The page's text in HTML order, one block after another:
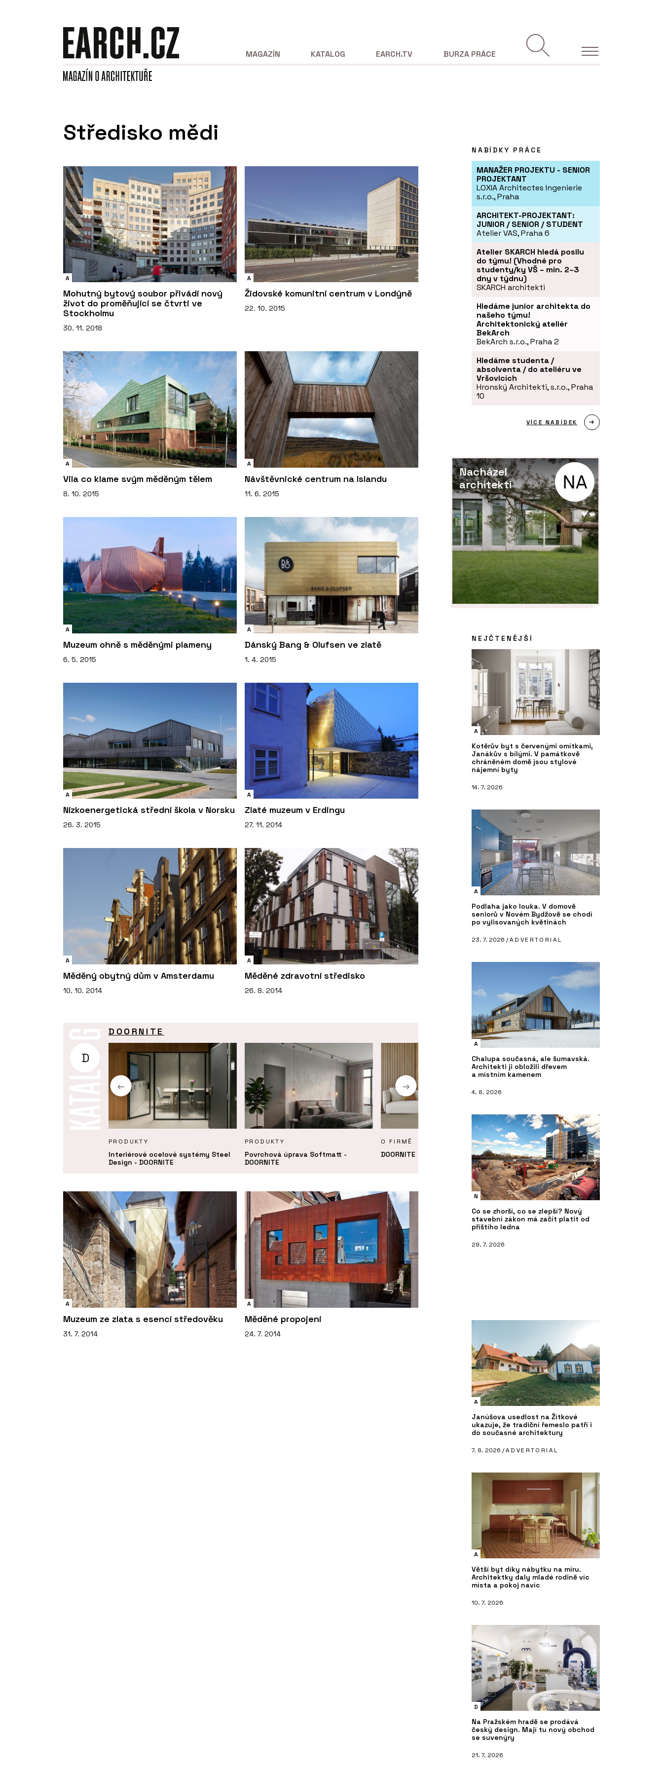
MAGAZÍN KATALOG EARCH.TV BURZA PRÁCE
Středisko mědi
A
Mohutný bytový soubor přivádí nový
život do proměňující se čtvrti ve
Stockholmu
30. 11. 2018
A
Židovské komunitní centrum v Londýně
22. 10. 2015
A
Vila co klame svým měděným tělem
8. 10. 2015
A
Návštěvnické centrum na Islandu
11. 6. 2015
A
Muzeum ohně s měděnými plameny
6. 5. 2015
A
Dánský Bang & Olufsen ve zlatě
1. 4. 2015
A
Nízkoenergetická střední škola v Norsku
26. 3. 2015
A
Zlaté muzeum v Erdingu
27. 11. 2014
A
Měděný obytný dům v Amsterdamu
10. 10. 2014
A
Měděné zdravotní středisko
26. 8. 2014
D
DOORNITE
PRODUKTY
Interiérové ocelové systémy Steel
Design - DOORNITE
PRODUKTY
Povrchová úprava Softmatt -
DOORNITE
O FIRMĚ
DOORNITE
PRODUKTY
Dveřní systém Seguridad Pro+ -
DOORNITE
A
Muzeum ze zlata s esencí středověku
31. 7. 2014
A
Měděné propojení
24. 7. 2014
NABÍDKY PRÁCE
MANAŽER PROJEKTU - SENIOR
PROJEKTANT
LOXIA Architectes Ingenierie
s.r.o., Praha
ARCHITEKT-PROJEKTANT:
JUNIOR / SENIOR / STUDENT
Atelier VAS, Praha 6
Atelier SKARCH hledá posilu
do týmu! (Vhodné pro
studenty/ky VŠ – min. 2–3
dny v týdnu)
SKARCH architekti
Hledáme junior architekta do
našeho týmu!
Architektonický ateliér
BekArch
BekArch s.r.o., Praha 2
Hledáme studenta /
absolventa / do ateliéru ve
Vršovicích
Hronský Architekti, s.r.o., Praha
10
VÍCE NABÍDEK
Nacházel
architekti
NEJČTENĚJŠÍ
A
Kotěrův byt s červenými omítkami,
Janákův s bílými. V památkově
chráněném domě jsou stylové
nájemní byty
14. 7. 2026
A
Podlaha jako louka. V domově
seniorů v Novém Bydžově se chodí
po vylisovaných květinách
23. 7. 2026 /ADVERTORIAL
A
Chalupa současná, ale šumavská.
Architekti ji obložili dřevem
a místním kamenem
4. 8. 2026
N
Co se zhorší, co se zlepší? Nový
stavební zákon má začít platit od
příštího ledna
29. 7. 2026
A
Janúšova usedlost na Žítkové
ukazuje, že tradiční řemeslo patří i
do současné architektury
7. 8. 2026 /ADVERTORIAL
A
Větší byt díky nábytku na míru.
Architektky daly mladé rodině víc
místa a pokoj navíc
10. 7. 2026
D
Na Pražském hradě se prodává
český design. Mají tu nový obchod
se suvenýry
21. 7. 2026